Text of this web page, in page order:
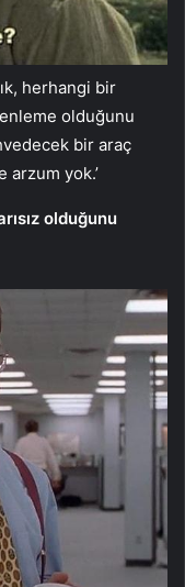
herhangi bir
olduğunu
bir araç
yok.’
olduğunu